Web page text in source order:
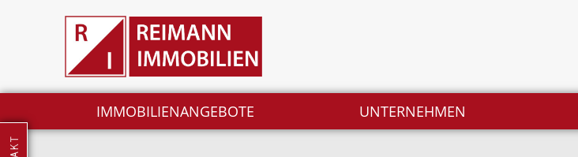
IMMOBILIENANGEBOTE UNTERNEHMEN